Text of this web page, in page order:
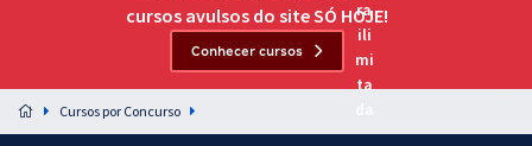
Preparação completa e intensiva para as principais
residências em saúde do Brasil
cursos avulsos do site SÓ HOJE!
Conhecer cursos
Cursos por Concurso